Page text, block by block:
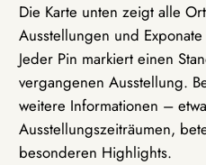
Die Karte unten zeigt alle
Ausstellungen und
Jeder Pin markiert einen
vergangenen Ausstellung.
weitere Informationen –
Ausstellungszeiträumen,
besonderen Highlights.